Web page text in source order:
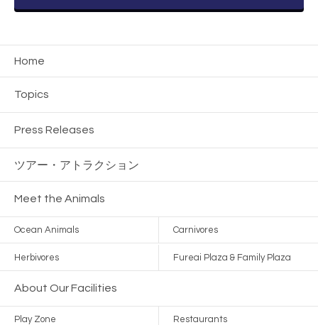
Home
Topics
Press Releases
ツアー・ アトラクション
Meet the Animals
Ocean Animals Carnivores
Herbivores Fureai Plaza & Family Plaza
About Our Facilities
Play Zone Restaurants